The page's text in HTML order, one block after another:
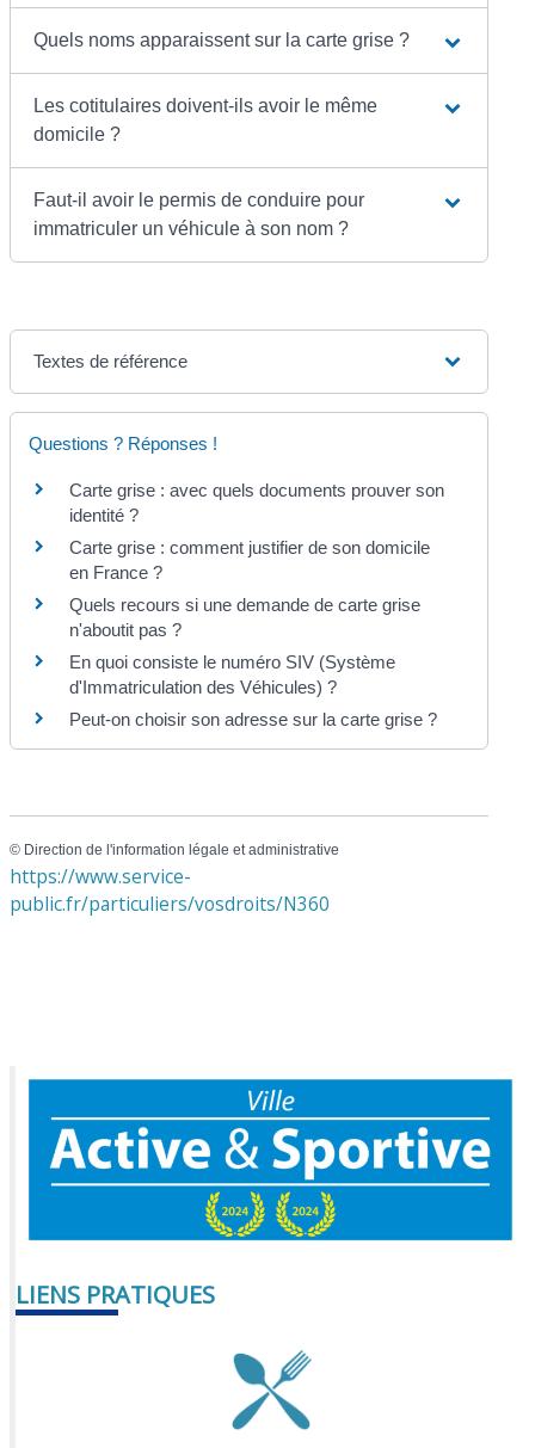
Quels noms apparaissent sur la carte grise ?
Les cotitulaires doivent-ils avoir le même
domicile ?
Faut-il avoir le permis de conduire pour
immatriculer un véhicule à son nom ?
Textes de référence
Questions ? Réponses !
Carte grise : avec quels documents prouver son
identité ?
Carte grise : comment justifier de son domicile
en France ?
Quels recours si une demande de carte grise
n'aboutit pas ?
En quoi consiste le numéro SIV (Système
d'Immatriculation des Véhicules) ?
Peut-on choisir son adresse sur la carte grise ?
© Direction de l'information légale et administrative
https://www.service-
public.fr/particuliers/vosdroits/N360
LIENS PRATIQUES